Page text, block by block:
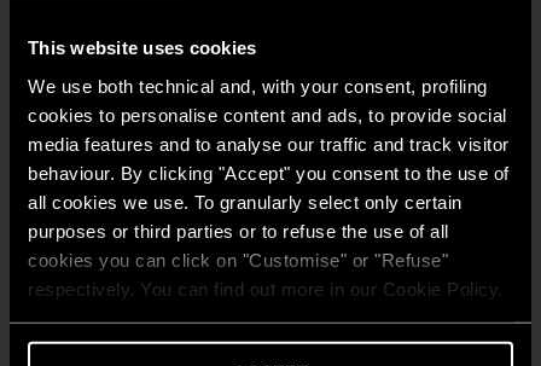
This website uses cookies
We use both technical and, with your consent, profiling
cookies to personalise content and ads, to provide social
media features and to analyse our traffic and track visitor
behaviour. By clicking "Accept" you consent to the use of
all cookies we use. To granularly select only certain
purposes or third parties or to refuse the use of all
cookies you can click on "Customise" or "Refuse"
respectively. You can find out more in our Cookie Policy.
casa in un modello di efficienza
LEGGI DI PIÙ